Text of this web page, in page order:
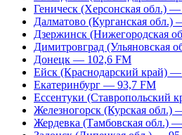
Геническ (Херсонская обл.)
Далматово (Курганская обл.)
Дзержинск (Нижегородская
Димитровград (Ульяновская
Донецк — 102,6 FM
Ейск (Краснодарский край)
Екатеринбург — 93,7 FM
Ессентуки (Ставропольский
Железногорск (Курская обл.)
Жердевка (Тамбовская обл.)